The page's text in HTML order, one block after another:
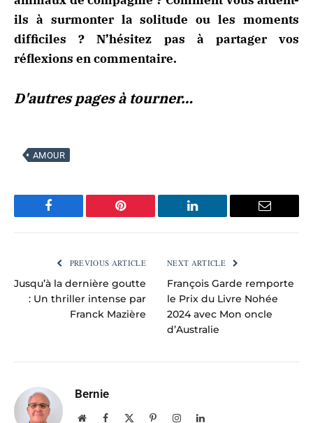
ils à surmonter la solitude ou les moments
difficiles ? N’hésitez pas à partager vos
réflexions en commentaire.
D'autres pages à tourner…
AMOUR
Facebook Pinterest LinkedIn Email
PREVIOUS ARTICLE
Jusqu’à la dernière goutte
: Un thriller intense par
Franck Mazière
NEXT ARTICLE
François Garde remporte
le Prix du Livre Nohée
2024 avec Mon oncle
d’Australie
Bernie
WebsiteFacebook PinterestInstagramLinkedIn